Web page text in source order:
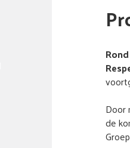
Door
de